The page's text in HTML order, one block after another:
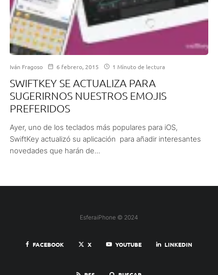
Iván Fragoso 6 febrero, 2015 1 Minuto de lectura
SWIFTKEY SE ACTUALIZA PARA
SUGERIRNOS NUESTROS EMOJIS
PREFERIDOS
Ayer, uno de los teclados más populares para iOS,
SwiftKey actualizó su aplicación para añadir interesantes
novedades que harán de...
EsferaiPhone © 2024
FACEBOOK X YOUTUBE LINKEDIN